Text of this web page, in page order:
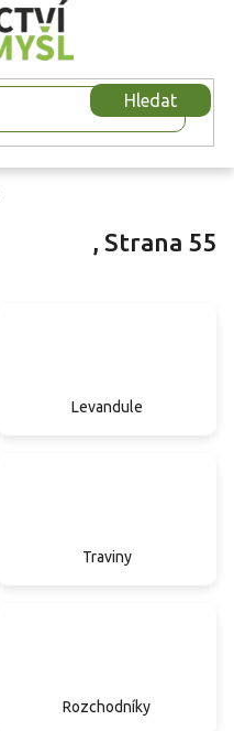
Hledat
, Strana 55
Levandule
Traviny
Rozchodníky